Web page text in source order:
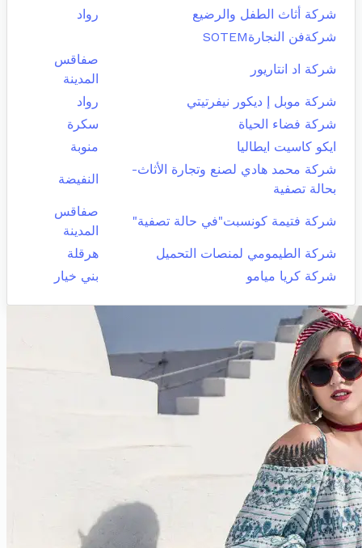
شركة أثاث الطفل والرضيع
رواد
شركةفن النجارةSOTEM
شركة اد انتاريور
صفاقس
المدينة
شركة موبل إ ديكور نيفرتيتي
رواد
شركة فضاء الحياة
سكرة
ايكو كاسيت ايطاليا
منوبة
شركة محمد هادي لصنع وتجارة الأثاث-
بحالة تصفية
النفيضة
شركة فتيمة كونسبت"في حالة تصفية"
صفاقس
المدينة
شركة الطيمومي لمنصات التحميل
هرقلة
شركة كريا ميامو
بني خيار